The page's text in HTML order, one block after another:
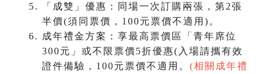
「成雙」優惠：同場一次訂購兩張，第2張
半價(須同票價，100元票價不適用)。
成年禮金方案：享最高票價區「青年席位
300元」或不限票價5折優惠(入場請攜有效
證件備驗，100元票價不適用。 (相關成年禮